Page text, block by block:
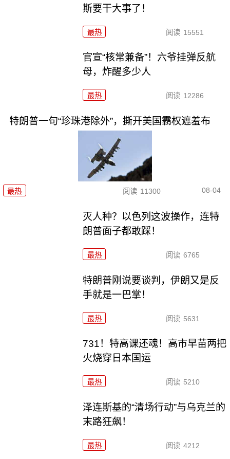
斯要干大事了！
最热 阅读 15551
官宣“核常兼备”！六爷挂弹反航
母，炸醒多少人
最热 阅读 12286
特朗普一句“珍珠港除外”，撕开美国霸权遮羞布
最热 阅读 11300 08-04
灭人种？以色列这波操作，连特
朗普面子都敢踩！
最热 阅读 6765
特朗普刚说要谈判，伊朗又是反
手就是一巴掌！
最热 阅读 5631
731！特高课还魂！高市早苗两把
火烧穿日本国运
最热 阅读 5210
泽连斯基的“清场行动”与乌克兰的
末路狂飙！
最热 阅读 4212